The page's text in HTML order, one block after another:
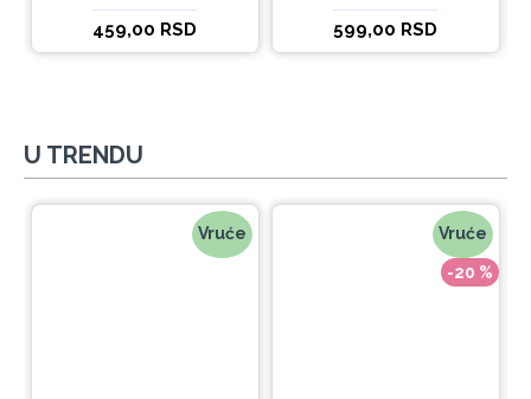
459,00 RSD
599,00 RSD
U TRENDU
Vruće Vruće
-20 %